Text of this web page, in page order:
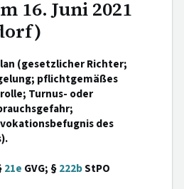
16. Juni 2021
(gesetzlicher Richter;
pflichtgemäßes
Turnus- oder
des
21e GVG; §222bStPO